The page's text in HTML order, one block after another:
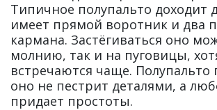
Типичное полупальто доходит
имеет прямой воротник и два
кармана. Застёгиваться оно
молнию, так и на пуговицы,
встречаются чаще. Полупальто
оно не пестрит деталями, а
придает простоты.